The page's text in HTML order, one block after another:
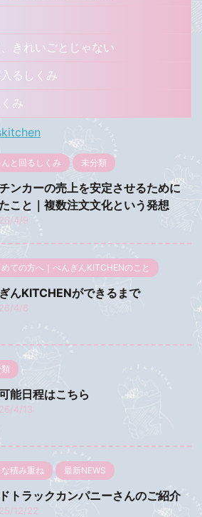
きれいごとじゃない
るしくみ
み
と回るしくみ 未分類
ンカーの売上を安定させるために
こと｜複数注文文化という発想
4/9
めての方へ｜ぺんぎんKITCHENのこと
んKITCHENができるまで
4/6
能日程はこちら
4/13
積み重ね 最新NEWS
トラックカンパニーさんのご紹介
12/22